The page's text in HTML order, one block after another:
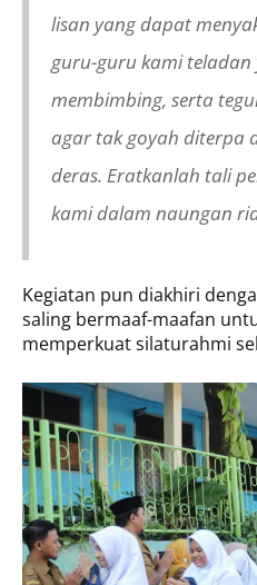
lisan yang dapat
guru-guru kami
membimbing, serta
agar tak goyah diterpa
deras. Eratkanlah tali
kami dalam naungan
Kegiatan pun diakhiri
saling bermaaf-maafan
memperkuat silaturahmi